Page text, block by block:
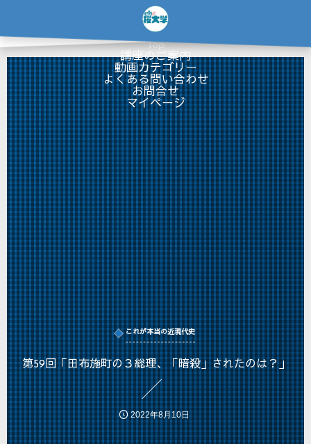
…
Top
講座のご案内
動画カテゴリー
よくある問い合わせ
お問合せ
マイページ
これが本当の近現代史
第59回「田布施町の３総理、「暗殺」されたのは？」
2022年8月10日